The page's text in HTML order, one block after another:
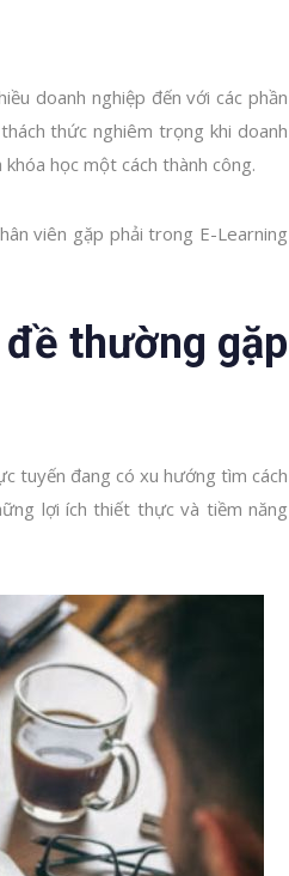
doanh nghiệp đến với các phần
thức nghiêm trọng khi doanh
học một cách thành công.
viên gặp phải trong E-Learning
thường gặp
tuyến đang có xu hướng tìm cách
lợi ích thiết thực và tiềm năng